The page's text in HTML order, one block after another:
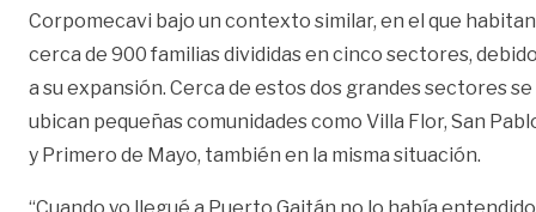
Corpomecavi bajo un contexto similar, en el que habitan
cerca de 900 familias divididas en cinco sectores,
a su expansión. Cerca de estos dos grandes sectores se
ubican pequeñas comunidades como Villa Flor, San
y Primero de Mayo, también en la misma situación.
“Cuando yo llegué a Puerto Gaitán no lo había